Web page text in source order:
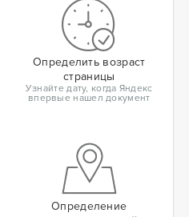
Определить возраст
страницы
Узнайте дату, когда Яндекс
впервые нашел документ
Определение